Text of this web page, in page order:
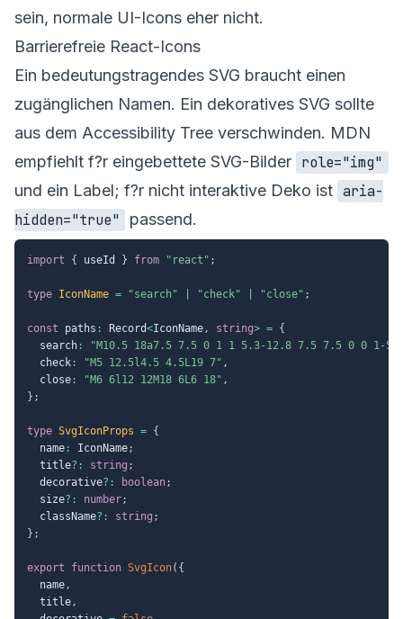
sein, normale UI-Icons eher nicht.
Barrierefreie React-Icons
Ein bedeutungstragendes SVG braucht einen
zugänglichen Namen. Ein dekoratives SVG sollte
aus dem Accessibility Tree verschwinden. MDN
empfiehlt f?r eingebettete SVG-Bilder role="img"
und ein Label; f?r nicht interaktive Deko ist aria-
hidden="true"
passend.
import { useId } from "react" ;
type IconName = "search" "check" "close" ;
const paths : Record<IconName, string> = {
  search
:
"M10.5 18a7.5 7.5 0 1 1 5.3-12.8 7.5 7.5 0 0 1-5.3
  check
: "M5 12.5l4.5 4.5L19 7" ,
  close
: "M6 6l12 12M18 6L6 18" ,
} ;
type SvgIconProps = {
  name
: IconName;
  title
? : string ;
  decorative
? : boolean;
  size
? : number;
  className
? : string ;
} ;
export function SvgIcon( {
  name
,
  title
,